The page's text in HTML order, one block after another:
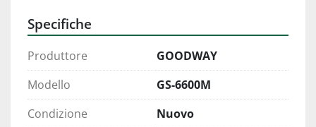
Specifiche
Produttore
GOODWAY
Modello
GS-6600M
Condizione
Nuovo